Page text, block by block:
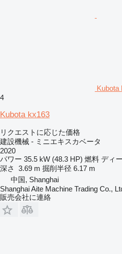
Kubota
4
Kubota kx163
リクエストに応じた価格
建設機械 - ミニエキスカベータ
2020
パワー 35.5 kW (48.3 HP) 燃料 ディ
深さ
3.69 m 掘削半径 6.17 m
中国, Shanghai
Shanghai Aite Machine Trading Co.,
販売会社に連絡